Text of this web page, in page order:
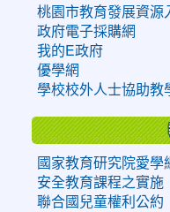
桃園市教育發展資源
政府電子採購網
我的E政府
優學網
學校校外人士協助教
國家教育研究院愛學
安全教育課程之實施
聯合國兒童權利公約